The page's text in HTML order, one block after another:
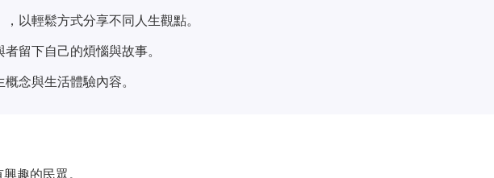
以輕鬆方式分享不同人生觀點。
留下自己的煩惱與故事。
念與生活體驗內容。
趣的民眾。